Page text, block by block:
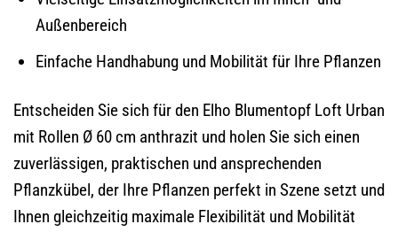
Außenbereich
Einfache Handhabung und Mobilität für Ihre Pflanzen
Entscheiden Sie sich für den Elho Blumentopf Loft Urban
mit Rollen Ø 60 cm anthrazit und holen Sie sich einen
zuverlässigen, praktischen und ansprechenden
Pflanzkübel, der Ihre Pflanzen perfekt in Szene setzt und
Ihnen gleichzeitig maximale Flexibilität und Mobilität